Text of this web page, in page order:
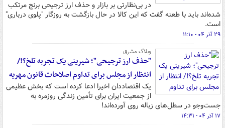
در بی‌نظارتی بر بازار و حذف ارز ترجیحی برنج مرتکب
شده‌اند باید با طعنه گفت که این کالا در حال بازگشت به روزگار "پلوی درباری"
است.
۲۹ آذر ۰۴ - ۱۱:۱۰
وبلاگ مشرق
"حذف ارز ترجیحی"؛ شیرینی یک تجربه تلخ؟!/
انتظار از مجلس برای تداوم اصلاحات قانون مهریه
یک اقتصاددان اخیرا ادعا کرده است که بخش عظیمی
از جمعیت ایران برای تأمین زندگی روزمره به
جست‌وجو در سطل‌های زباله روی آورده‌اند!
۱۷ آذر ۰۴ - ۱۴:۳۱